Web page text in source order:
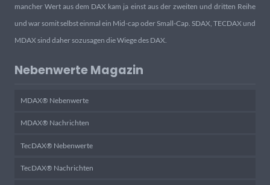
mancher Wert aus dem DAX kam ja einst aus der zweiten und dritten Reihe
und war somit selbst einmal ein Mid-cap oder Small-Cap. SDAX, TECDAX und
MDAX sind daher sozusagen die Wiege des DAX.
Nebenwerte Magazin
MDAX® Nebenwerte
MDAX® Nachrichten
TecDAX® Nebenwerte
TecDAX® Nachrichten